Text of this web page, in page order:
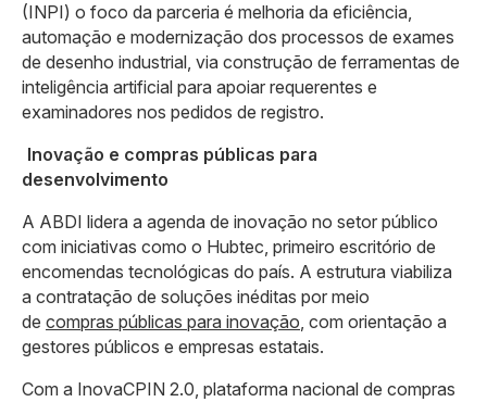
(INPI) o foco da parceria é melhoria da eficiência,
automação e modernização dos processos de exames
de desenho industrial, via construção de ferramentas de
inteligência artificial para apoiar requerentes e
examinadores nos pedidos de registro.
Inovação e compras públicas para
desenvolvimento
A ABDI lidera a agenda de inovação no setor público
com iniciativas como o Hubtec, primeiro escritório de
encomendas tecnológicas do país. A estrutura viabiliza
a contratação de soluções inéditas por meio
de compras públicas para inovação, com orientação a
gestores públicos e empresas estatais.
Com a InovaCPIN 2.0, plataforma nacional de compras